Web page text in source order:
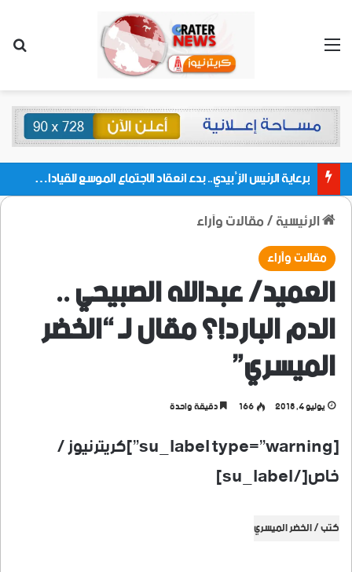
القائمة
برعاية الرئيس الزُبيدي.. بدء انعقاد الاجتماع الموسع للقيادات المحلية بالعاصمة ولمديريات وكتل مجلس العموم ومنسقيات الجامعة بالعاصمة عدن
الرئيسية/مقالات وآراء
مقالات وآراء
العميد/ عبدالله الصبيحي ..
الدم البارد!؟ مقال لـ “الخضر
الميسري”
يوليو 4, 2018 166 دقيقة واحدة
[su_label type=”warning”]كريترنيوز /
خاص[/su_label]
كتب / الخضر الميسري